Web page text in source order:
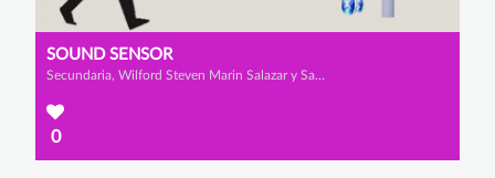
SOUND SENSOR
Secundaria, Wilford Steven Marin Salazar y Santiago Felipe Rangel Romero
0